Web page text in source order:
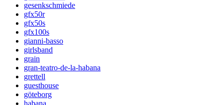
gesenkschmiede
gfx50r
gfx50s
gfx100s
gianni-basso
girlsband
grain
gran-teatro-de-la-habana
grettell
guesthouse
göteborg
habana